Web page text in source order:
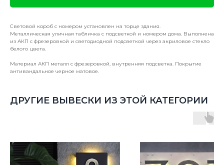
Световой короб с номером установлен на торце здания.
Металлическая уличная табличка с подсветкой и номером дома. Выполнена
из АКП с фрезеровкой и светодиодной подсветкой через акриловое стекло
белого цвета.
Материал АКП металл с фрезеровкой, внутренняя подсветка. Покрытие
антивандальное черное матовое.
ДРУГИЕ ВЫВЕСКИ ИЗ ЭТОЙ КАТЕГОРИИ